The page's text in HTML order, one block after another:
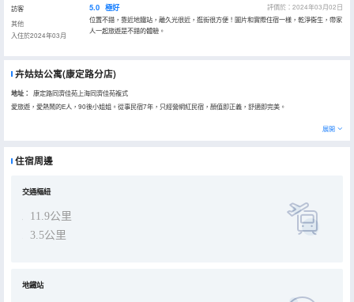
訪客
其他
入住於2024年03月
5.0 極好
評價於：2024年03月02日
位置不錯，靠近地鐵站，離久光很近，逛街很方便！圖片和實際住宿一樣，乾淨衞生，帶家
人一起旅遊是不錯的體驗。
卉姑姑公寓(康定路分店)
地址：
康定路同濟佳苑上海同濟佳苑複式
愛旅遊，愛熱鬧的E人，90後小姐姐。從事民宿7年，只經營網紅民宿，顏值即正義，舒適即完美。
展開
住宿周邊
交通樞紐
11.9公里
3.5公里
地鐵站